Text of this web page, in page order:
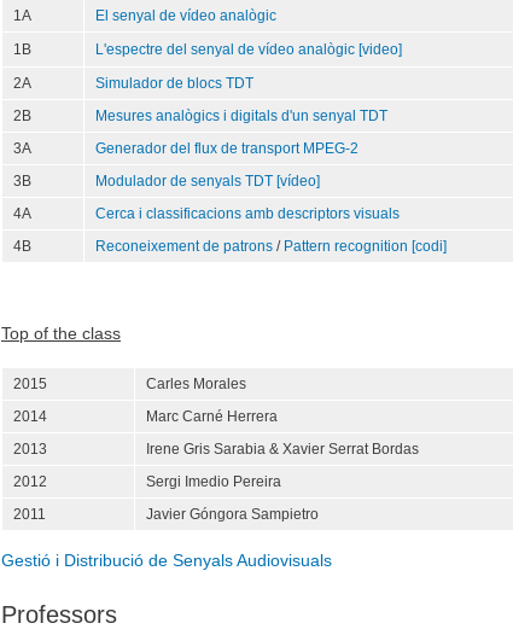
1A
El senyal de vídeo analògic
1B
L'espectre del senyal de vídeo analògic [video]
2A
Simulador de blocs TDT
2B
Mesures analògics i digitals d'un senyal TDT
3A
Generador del flux de transport MPEG-2
3B
Modulador de senyals TDT [vídeo]
4A
Cerca i classificacions amb descriptors visuals
4B
Reconeixement de patrons / Pattern recognition [codi]
Top of the class
2015
Carles Morales
2014
Marc Carné Herrera
2013
Irene Gris Sarabia & Xavier Serrat Bordas
2012
Sergi Imedio Pereira
2011
Javier Góngora Sampietro
Gestió i Distribució de Senyals Audiovisuals
Professors